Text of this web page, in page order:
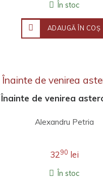
În stoc
ADAUGĂ ÎN COŞ
Înainte de venirea
Alexandru Petria
3290 lei
În stoc